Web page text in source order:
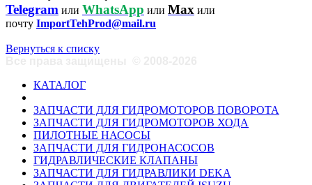
Telegram или WhatsApp или Max или
почту ImportTehProd@mail.ru
Вернуться к списку
КАТАЛОГ
ЗАПЧАСТИ ДЛЯ ГИДРОМОТОРОВ ПОВОРОТА
ЗАПЧАСТИ ДЛЯ ГИДРОМОТОРОВ ХОДА
ПИЛОТНЫЕ НАСОСЫ
ЗАПЧАСТИ ДЛЯ ГИДРОНАСОСОВ
ГИДРАВЛИЧЕСКИЕ КЛАПАНЫ
ЗАПЧАСТИ ДЛЯ ГИДРАВЛИКИ DEKA